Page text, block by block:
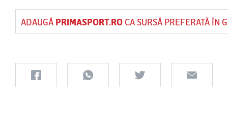
ADAUGĂ PRIMASPORT.ROCA SURSĂ PREFERATĂ ÎN